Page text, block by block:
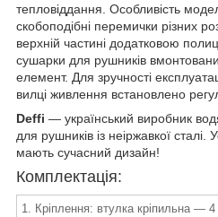
тепловіддання. Особливість
скобоподібні перемички різних
верхній частині додатковою
сушарки для рушників
елемент. Для зручності
вилці живлення встановлено
Deffi — український виробник
для рушників із неіржавкої сталі.
мають сучасний дизайн!
Комплектація:
1. Кріплення: втулка кріпильна — 4